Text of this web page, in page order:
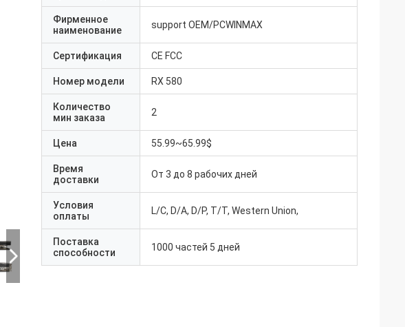
Фирменное
наименование
support OEM/PCWINMAX
Сертификация CE FCC
Номер модели RX 580
Количество
мин заказа
2
Цена 55.99~65.99$
Время
доставки
От 3 до 8 рабочих дней
Условия
оплаты
L/C, D/A, D/P, T/T, Western Union,
Поставка
способности
1000 частей 5 дней